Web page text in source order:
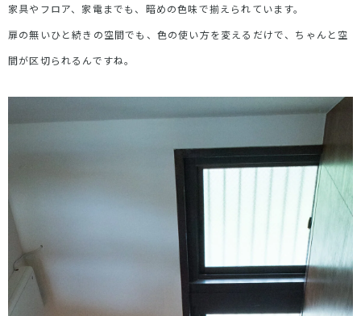
家具やフロア、家電までも、暗めの色味で揃えられています。
扉の無いひと続きの空間でも、色の使い方を変えるだけで、ちゃんと空
間が区切られるんですね。